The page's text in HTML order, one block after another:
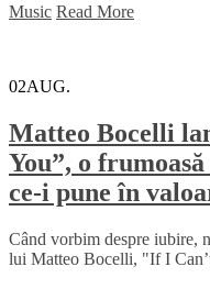
Music Read More
02AUG.
Matteo Bocelli
You”, o
ce-i pune în
Când vorbim despre iubire,
lui Matteo Bocelli, "If I